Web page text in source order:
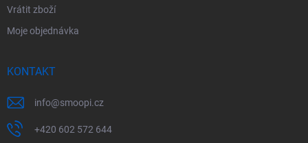
Vrátit zboží
Moje objednávka
KONTAKT
info@smoopi.cz
+420 602 572 644